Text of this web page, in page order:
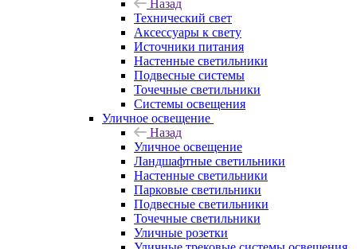
Назад
Технический свет
Аксессуары к свету
Источники питания
Настенные светильники
Подвесные системы
Точечные светильники
Системы освещения
Уличное освещение
Назад
Уличное освещение
Ландшафтные светильники
Настенные светильники
Парковые светильники
Подвесные светильники
Точечные светильники
Уличные розетки